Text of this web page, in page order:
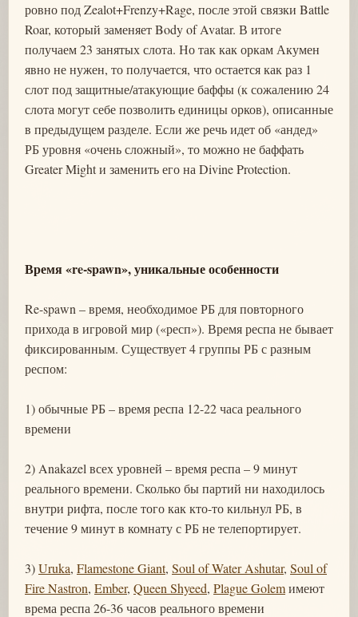
ровно под Zealot+Frenzy+Rage, после этой связки Battle
Roar, который заменяет Body of Avatar. В итоге
получаем 23 занятых слота. Но так как оркам Акумен
явно не нужен, то получается, что остается как раз 1
слот под защитные/атакующие баффы (к сожалению 24
слота могут себе позволить единицы орков), описанные
в предыдущем разделе. Если же речь идет об «андед»
РБ уровня «очень сложный», то можно не баффать
Greater Might и заменить его на Divine Protection.
Время «re-spawn», уникальные особенности
Re-spawn – время, необходимое РБ для повторного
прихода в игровой мир («респ»). Время респа не бывает
фиксированным. Существует 4 группы РБ с разным
респом:
1) обычные РБ – время респа 12-22 часа реального
времени
2) Anakazel всех уровней – время респа – 9 минут
реального времени. Сколько бы партий ни находилось
внутри рифта, после того как кто-то кильнул РБ, в
течение 9 минут в комнату с РБ не телепортирует.
3)Uruka, Flamestone Giant, Soul of Water Ashutar, Soul of
Fire Nastron, Ember, Queen Shyeed, Plague Golemимеют
врема респа 26-36 часов реального времени